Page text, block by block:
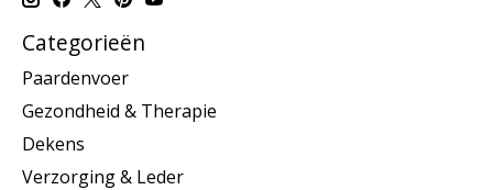
Categorieën
Paardenvoer
Gezondheid & Therapie
Dekens
Verzorging & Leder